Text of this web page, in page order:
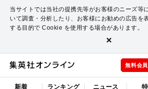
当サイトでは当社の提携先等がお客様のニーズ等
いて調査・分析したり、お客様にお勧めの広告を
する目的で Cookie を使用する場合があります。
×
無料会
新着 ランキング ニュース